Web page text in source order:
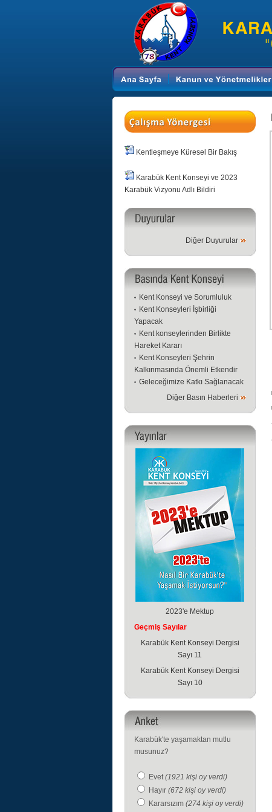
Kentleşmeye Küresel Bir Bakış
Karabük Kent Konseyi ve 2023
Karabük Vizyonu Adlı Bildiri
Diğer Duyurular
Kent Konseyi ve Sorumluluk
Kent Konseyleri İşbirliği
Yapacak
Kent konseylerinden Birlikte
Hareket Kararı
Kent Konseyleri Şehrin
Kalkınmasında Önemli Etkendir
Geleceğimize Katkı Sağlanacak
Diğer Basın Haberleri
2023'e Mektup
Geçmiş Sayılar
Karabük Kent Konseyi Dergisi
Sayı 11
Karabük Kent Konseyi Dergisi
Sayı 10
Karabük'te yaşamaktan mutlu
musunuz?
Evet(1921 kişi oy verdi)
Hayır (672 kişi oy verdi)
Kararsızım (274 kişi oy verdi)